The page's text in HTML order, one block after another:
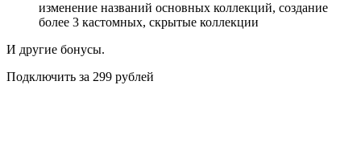
изменение названий основных коллекций, создание
более 3 кастомных, скрытые коллекции
И другие бонусы.
Подключить за 299 рублей